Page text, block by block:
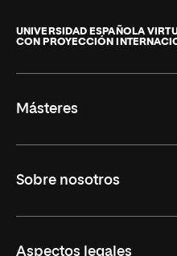
de
La
UNIVERSIDAD ESPAÑOLA
CON PROYECCIÓN
Másteres
Derecho
Sobre nosotros
Aspectos legales